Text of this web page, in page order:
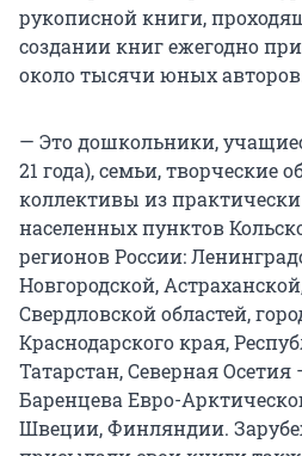
рукописной книги,
создании книг ежегодно
около тысячи юных
— Это дошкольники,
21 года), семьи, творческие
коллективы из практически
населенных пунктов
регионов России:
Новгородской,
Свердловской областей,
Краснодарского края,
Татарстан, Северная
Баренцева Евро-
Швеции, Финляндии.